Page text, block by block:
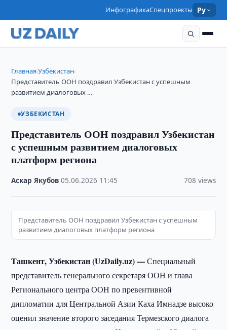
ИнфографикаСпецпроекты Ру
Главная›Узбекистан›
Представитель ООН поздравил Узбекистан с успешным
развитием диалоговых …
УЗБЕКИСТАН
Представитель ООН поздравил Узбекистан
с успешным развитием диалоговых
платформ региона
Аскар Якубов ·05.06.2026 11:45 708 views
Представитель ООН поздравил Узбекистан с успешным
развитием диалоговых платформ региона
Ташкент, Узбекистан (UzDaily.uz) —Специальный
представитель генерального секретаря ООН и глава
Регионального центра ООН по превентивной
дипломатии для Центральной Азии Каха Имнадзе высоко
оценил значение второго заседания Термезского диалога